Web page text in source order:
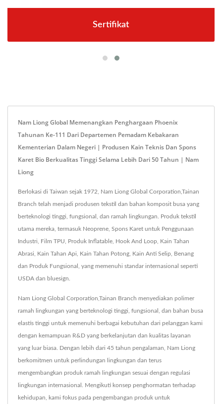
Sertifikat
Nam Liong Global Memenangkan Penghargaan Phoenix
Tahunan Ke-111 Dari Departemen Pemadam Kebakaran
Kementerian Dalam Negeri | Produsen Kain Teknis Dan Spons
Karet Bio Berkualitas Tinggi Selama Lebih Dari 50 Tahun | Nam
Liong
Berlokasi di Taiwan sejak 1972, Nam Liong Global Corporation,Tainan
Branch telah menjadi produsen tekstil dan bahan komposit busa yang
berteknologi tinggi, fungsional, dan ramah lingkungan. Produk tekstil
utama mereka, termasuk Neoprene, Spons Karet untuk Penggunaan
Industri, Film TPU, Produk Inflatable, Hook And Loop, Kain Tahan
Abrasi, Kain Tahan Api, Kain Tahan Potong, Kain Anti Selip, Benang
dan Produk Fungsional, yang memenuhi standar internasional seperti
USDA dan bluesign.
Nam Liong Global Corporation,Tainan Branch menyediakan polimer
ramah lingkungan yang berteknologi tinggi, fungsional, dan bahan busa
elastis tinggi untuk memenuhi berbagai kebutuhan dari pelanggan kami
dengan kemampuan R&D yang berkelanjutan dan kualitas layanan
yang luar biasa. Dengan lebih dari 45 tahun pengalaman, Nam Liong
berkomitmen untuk perlindungan lingkungan dan terus
mengembangkan produk ramah lingkungan sesuai dengan regulasi
lingkungan internasional. Mengikuti konsep penghormatan terhadap
kehidupan, kami fokus pada pengembangan produk untuk